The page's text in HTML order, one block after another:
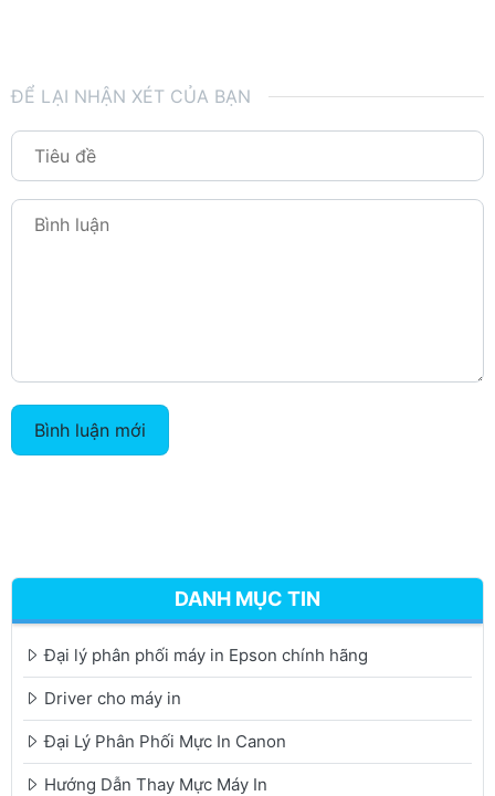
ĐỂ LẠI NHẬN XÉT CỦA BẠN
Bình luận mới
DANH MỤC TIN
Đại lý phân phối máy in Epson chính hãng
Driver cho máy in
Đại Lý Phân Phối Mực In Canon
Hướng Dẫn Thay Mực Máy In